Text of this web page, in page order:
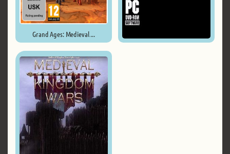
Grand Ages: Medieval ...